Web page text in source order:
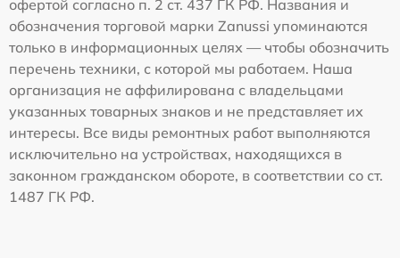
офертой согласно п. 2 ст. 437 ГК РФ. Названия и
обозначения торговой марки Zanussi упоминаются
только в информационных целях — чтобы обозначить
перечень техники, с которой мы работаем. Наша
организация не аффилирована с владельцами
указанных товарных знаков и не представляет их
интересы. Все виды ремонтных работ выполняются
исключительно на устройствах, находящихся в
законном гражданском обороте, в соответствии со ст.
1487 ГК РФ.